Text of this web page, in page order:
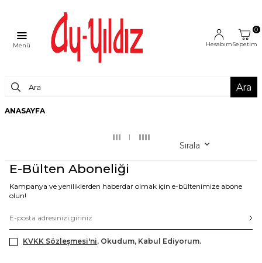
Menü Hesabım
0
Sepetim
Ara
ANASAYFA
Sırala
E-Bülten Aboneliği
Kampanya ve yeniliklerden haberdar olmak için e-bültenimize abone
olun!
KVKK Sözleşmesi'ni, Okudum, Kabul Ediyorum.